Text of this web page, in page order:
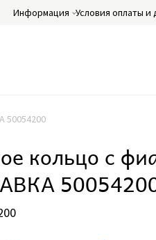
Информация Условия оплаты и
50054200
кольцо с